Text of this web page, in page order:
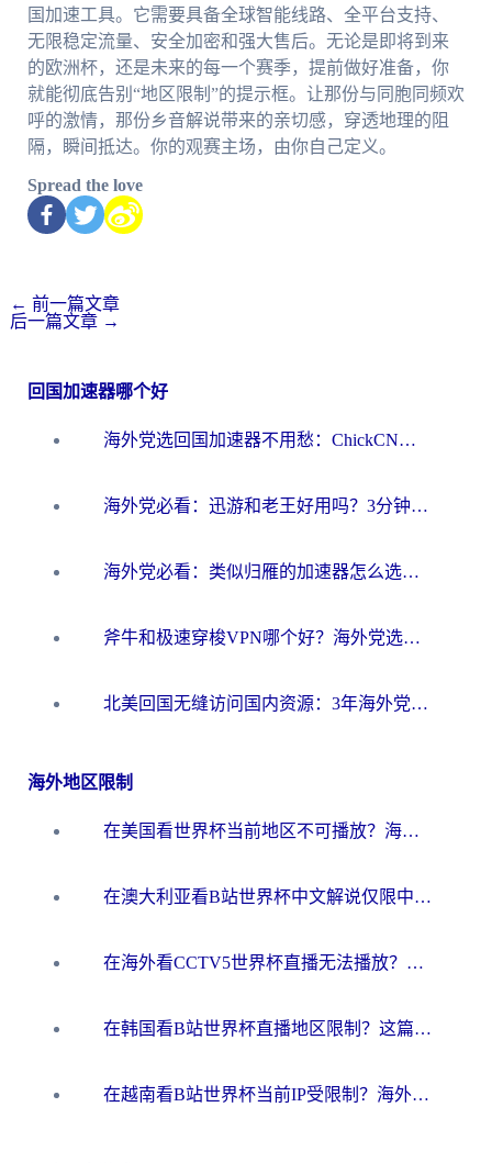
国加速工具。它需要具备全球智能线路、全平台支持、
无限稳定流量、安全加密和强大售后。无论是即将到来
的欧洲杯，还是未来的每一个赛季，提前做好准备，你
就能彻底告别“地区限制”的提示框。让那份与同胞同频欢
呼的激情，那份乡音解说带来的亲切感，穿透地理的阻
隔，瞬间抵达。你的观赛主场，由你自己定义。
Spread the love
← 前一篇文章
后一篇文章 →
回国加速器哪个好
海外党选回国加速器不用愁：ChickCN和洞见哪个好？一篇搞定所有疑问
海外党必看：迅游和老王好用吗？3分钟选对加速国内网络的加速器
海外党必看：类似归雁的加速器怎么选？一篇搞定无缝访问国内资源
斧牛和极速穿梭VPN哪个好？海外党选回国加速器必看的真实对比与避坑指南
北美回国无缝访问国内资源：3年海外党亲测的加速器选择指南
海外地区限制
在美国看世界杯当前地区不可播放？海外党体育观赛终极指南来了！
在澳大利亚看B站世界杯中文解说仅限中国大陆？这篇指南帮你打破限制看遍赛事
在海外看CCTV5世界杯直播无法播放？这篇指南让你和国内球迷同步呐喊
在韩国看B站世界杯直播地区限制？这篇指南让你告别“当前地区不可播放”
在越南看B站世界杯当前IP受限制？海外党体育观赛终极指南来了